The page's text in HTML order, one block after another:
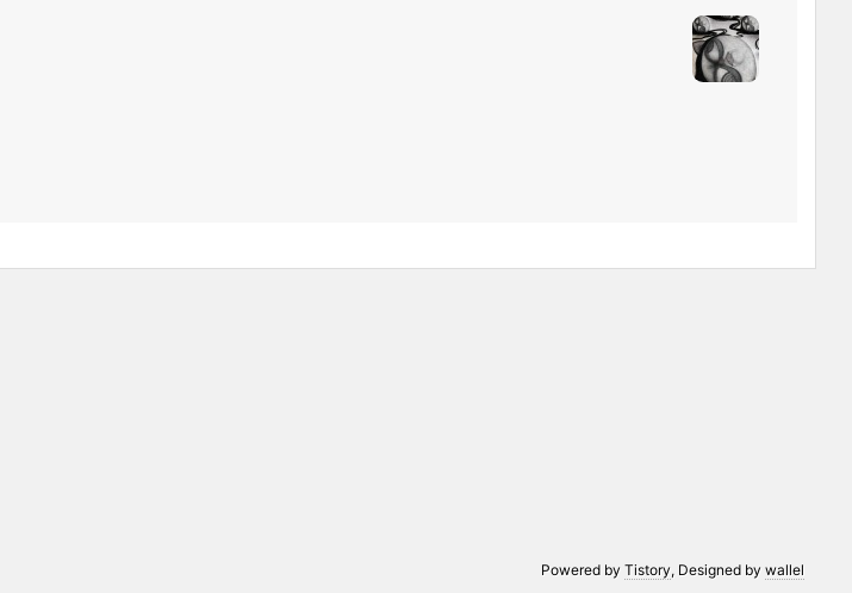
Powered byTistory, Designed bywallel